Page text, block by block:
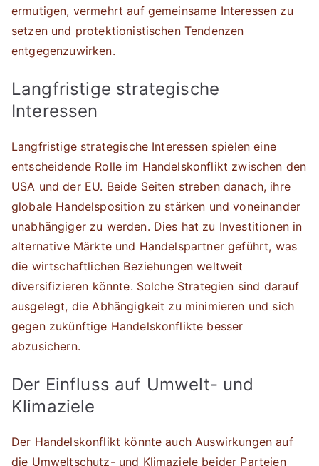
ermutigen, vermehrt auf gemeinsame Interessen zu
setzen und protektionistischen Tendenzen
entgegenzuwirken.
Langfristige strategische
Interessen
Langfristige strategische Interessen spielen eine
entscheidende Rolle im Handelskonflikt zwischen den
USA und der EU. Beide Seiten streben danach, ihre
globale Handelsposition zu stärken und voneinander
unabhängiger zu werden. Dies hat zu Investitionen in
alternative Märkte und Handelspartner geführt, was
die wirtschaftlichen Beziehungen weltweit
diversifizieren könnte. Solche Strategien sind darauf
ausgelegt, die Abhängigkeit zu minimieren und sich
gegen zukünftige Handelskonflikte besser
abzusichern.
Der Einfluss auf Umwelt- und
Klimaziele
Der Handelskonflikt könnte auch Auswirkungen auf
die Umweltschutz- und Klimaziele beider Parteien